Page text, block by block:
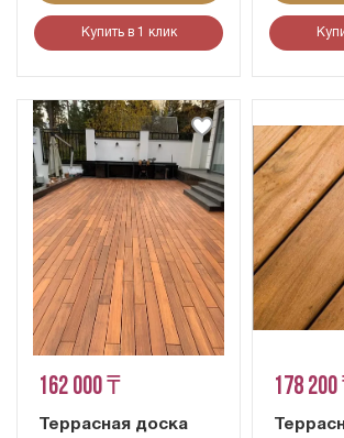
Купить в 1 клик
162 000 ₸
Террасная доска
178